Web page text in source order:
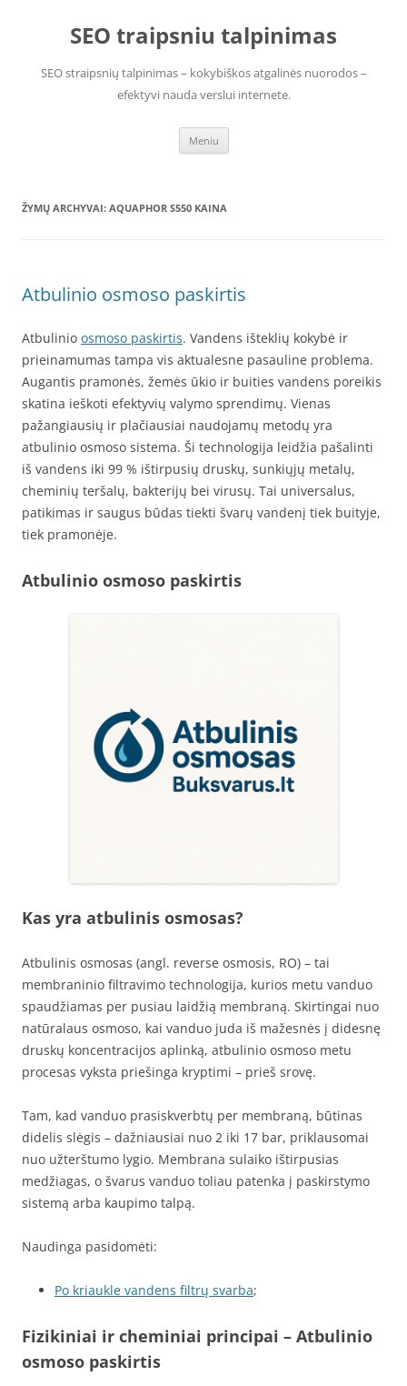
SEO traipsniu talpinimas
SEO straipsnių talpinimas – kokybiškos atgalinės nuorodos –
efektyvi nauda verslui internete.
Meniu
ŽYMŲ ARCHYVAI: AQUAPHOR S550 KAINA
Atbulinio osmoso paskirtis
Atbulinio osmoso paskirtis. Vandens išteklių kokybė ir
prieinamumas tampa vis aktualesne pasauline problema.
Augantis pramonės, žemės ūkio ir buities vandens poreikis
skatina ieškoti efektyvių valymo sprendimų. Vienas
pažangiausių ir plačiausiai naudojamų metodų yra
atbulinio osmoso sistema. Ši technologija leidžia pašalinti
iš vandens iki 99 % ištirpusių druskų, sunkiųjų metalų,
cheminių teršalų, bakterijų bei virusų. Tai universalus,
patikimas ir saugus būdas tiekti švarų vandenį tiek buityje,
tiek pramonėje.
Atbulinio osmoso paskirtis
Kas yra atbulinis osmosas?
Atbulinis osmosas (angl. reverse osmosis, RO) – tai
membraninio filtravimo technologija, kurios metu vanduo
spaudžiamas per pusiau laidžią membraną. Skirtingai nuo
natūralaus osmoso, kai vanduo juda iš mažesnės į didesnę
druskų koncentracijos aplinką, atbulinio osmoso metu
procesas vyksta priešinga kryptimi – prieš srovę.
Tam, kad vanduo prasiskverbtų per membraną, būtinas
didelis slėgis – dažniausiai nuo 2 iki 17 bar, priklausomai
nuo užterštumo lygio. Membrana sulaiko ištirpusias
medžiagas, o švarus vanduo toliau patenka į paskirstymo
sistemą arba kaupimo talpą.
Naudinga pasidomėti:
Po kriaukle vandens filtrų svarba;
Fizikiniai ir cheminiai principai – Atbulinio
osmoso paskirtis